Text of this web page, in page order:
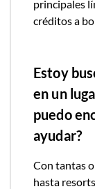
principales
créditos a
Estoy
en un
puedo
ayudar?
Con tantas
hasta